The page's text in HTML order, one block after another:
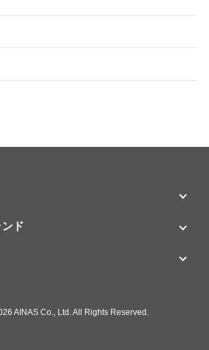
ド
AINAS Co., Ltd. All Rights Reserved.